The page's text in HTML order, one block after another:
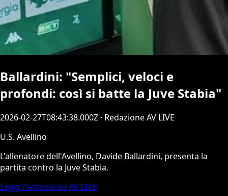
Ballardini: "Semplici, veloci e
profondi: così si batte la Juve Stabia"
2026-02-27T08:43:38.000Z · Redazione AV LIVE
U.S. Avellino
L'allenatore dell'Avellino, Davide Ballardini, presenta la
partita contro la Juve Stabia.
Leggi l’articolo su AV LIVE